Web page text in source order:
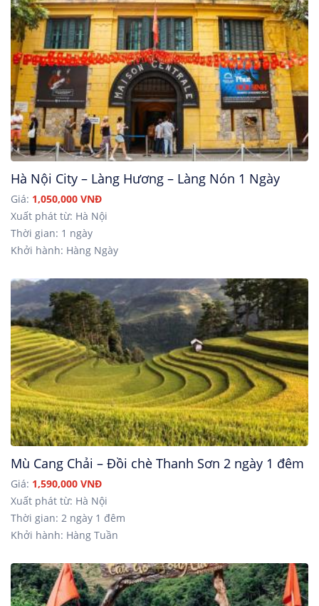
Hà Nội City – Làng Hương – Làng Nón 1 Ngày
Giá: 1,050,000 VNĐ
Xuất phát từ: Hà Nội
Thời gian: 1 ngày
Khởi hành: Hàng Ngày
Mù Cang Chải – Đồi chè Thanh Sơn 2 ngày 1 đêm
Giá: 1,590,000 VNĐ
Xuất phát từ: Hà Nội
Thời gian: 2 ngày 1 đêm
Khởi hành: Hàng Tuần